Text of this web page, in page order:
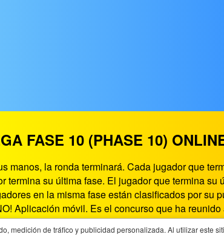
FASE 10 (PHASE 10)
manos, la ronda terminará. Cada jugador que
su última fase. El jugador que termina
en la misma fase están clasificados por su
Aplicación móvil. Es el concurso que ha
por delante. Cada fase tiene sus propios
este pagina te ofrece el mejor
medición de tráfico y publicidad personalizada. Al utilizar este